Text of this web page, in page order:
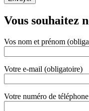
Vous souhaitez
Vos nom et prénom
Votre e-mail (obligatoire)
Votre numéro de